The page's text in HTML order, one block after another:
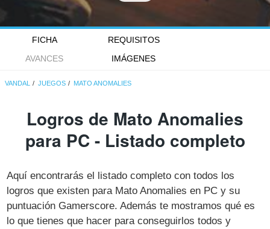
FICHA
REQUISITOS
AVANCES
IMÁGENES
VANDAL JUEGOS MATO ANOMALIES
Logros de Mato Anomalies
para PC - Listado completo
Aquí encontrarás el listado completo con todos los
logros que existen para Mato Anomalies en PC y su
puntuación Gamerscore. Además te mostramos qué es
lo que tienes que hacer para conseguirlos todos y